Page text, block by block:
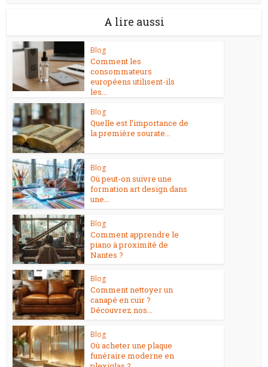
A lire aussi
Blog
Comment les
consommateurs
européens utilisent-ils
les...
Blog
Quelle est l’importance de
la première sourate...
Blog
Où peut-on suivre une
formation art design dans
une...
Blog
Comment apprendre le
piano à proximité de
Nantes ?
Blog
Comment nettoyer un
canapé en cuir ?
Découvrez nos...
Blog
Où acheter une plaque
funéraire moderne en